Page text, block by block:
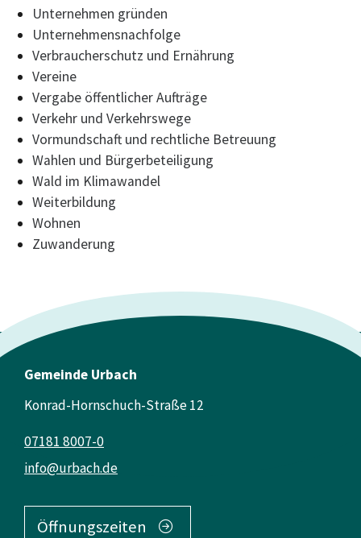
Unternehmen gründen
Unternehmensnachfolge
Verbraucherschutz und Ernährung
Vereine
Vergabe öffentlicher Aufträge
Verkehr und Verkehrswege
Vormundschaft und rechtliche Betreuung
Wahlen und Bürgerbeteiligung
Wald im Klimawandel
Weiterbildung
Wohnen
Zuwanderung
Gemeinde Urbach
Konrad-Hornschuch-Straße 12
info@urbach.de
07181 8007-0
Öffnungszeiten